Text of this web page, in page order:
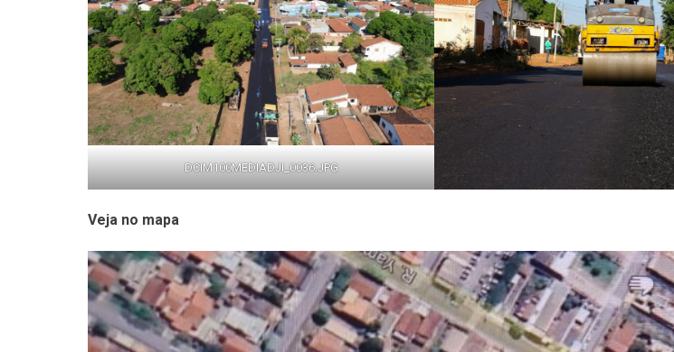
DCIM100MEDIADJI_0036.JPG
Veja no mapa